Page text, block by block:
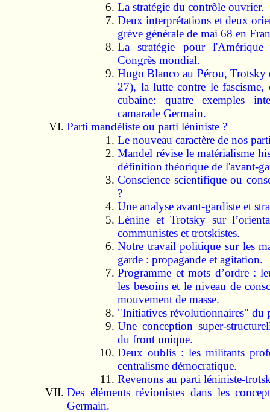
La stratégie du contrôle ouvrier.
Deux interprétations et deux
grève générale de mai 68 en
La stratégie pour
Congrès mondial.
Hugo Blanco au Pérou, Trotsky
27), la lutte contre le
cubaine: quatre exemples
camarade Germain.
Parti mandéliste ou parti léniniste ?
Le nouveau caractère de nos
Mandel révise le matérialisme
définition théorique de l'avant-
Conscience scientifique ou
?
Une analyse avant-gardiste et
Lénine et Trotsky sur
communistes et trotskistes.
Notre travail politique sur les
garde : propagande et agitation.
Programme et mots d’ordre :
les besoins et le niveau de
mouvement de masse.
"Initiatives révolutionnaires" du
Une conception super-
du front unique.
Deux oublis : les militants
centralisme démocratique.
Revenons au parti léniniste-
Des éléments révionistes dans les
Germain.